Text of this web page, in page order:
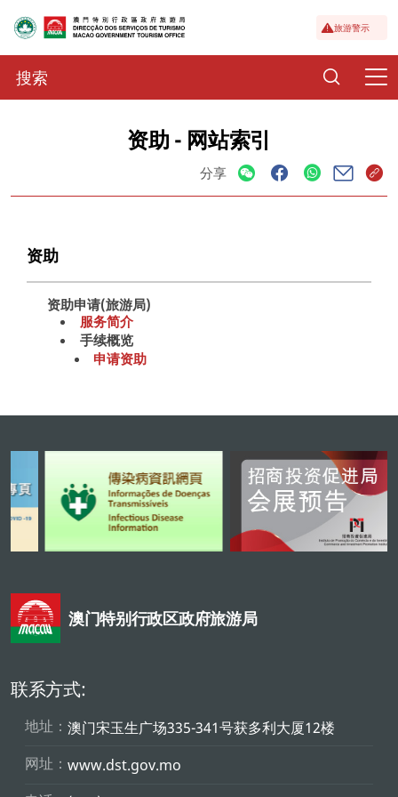
旅游警示
资助 - 网站索引
分享
资助
资助申请(旅游局)
服务简介
手续概览
申请资助
澳门特别行政区政府旅游局
联系方式:
地址： 澳门宋玉生广场335-341号获多利大厦12楼
网址： www.dst.gov.mo